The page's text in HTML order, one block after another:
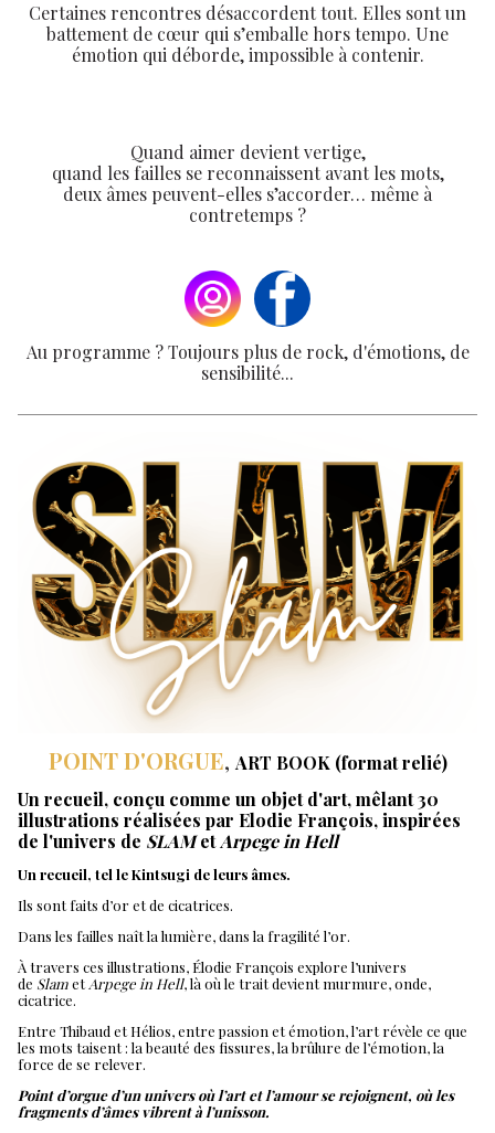
Certaines rencontres désaccordent tout. Elles sont un
battement de cœur qui s’emballe hors tempo. Une
émotion qui déborde, impossible à contenir.
Quand aimer devient vertige,
quand les failles se reconnaissent avant les mots,
deux âmes peuvent-elles s’accorder… même à
contretemps ?
Au programme ? Toujours plus de rock, d'émotions, de
sensibilité...
POINT D'ORGUE, ART BOOK (format relié)
Un recueil, conçu comme un objet d'art, mêlant 30
illustrations réalisées par Elodie François, inspirées
de l'univers de SLAMetArpege in Hell
Un recueil, tel le Kintsugi de leurs âmes.
Ils sont faits d’or et de cicatrices.
Dans les failles naît la lumière, dans la fragilité l’or.
À travers ces illustrations, Élodie François explore l’univers
de SlametArpege in Hell, là où le trait devient murmure, onde,
cicatrice.
Entre Thibaud et Hélios, entre passion et émotion, l’art révèle ce que
les mots taisent : la beauté des fissures, la brûlure de l’émotion, la
force de se relever.
Point d’orgue d’un univers où l’art et l’amour se rejoignent, où les
fragments d’âmes vibrent à l’unisson.